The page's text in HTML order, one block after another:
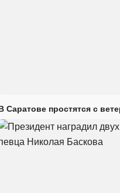
Саратове простятся с